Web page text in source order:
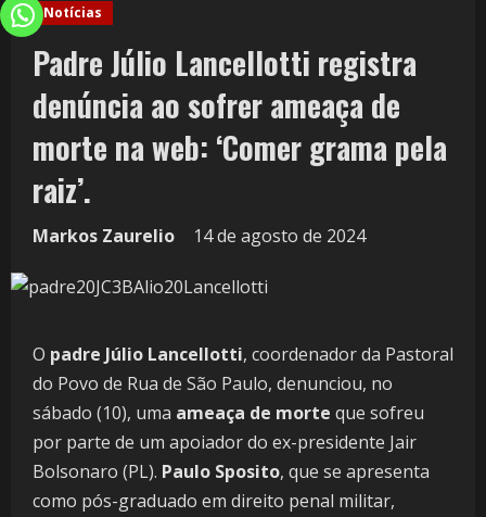
Notícias
Padre Júlio Lancellotti registra
denúncia ao sofrer ameaça de
morte na web: ‘Comer grama pela
raiz’.
Markos Zaurelio 14 de agosto de 2024
O padre Júlio Lancellotti, coordenador da Pastoral
do Povo de Rua de São Paulo, denunciou, no
sábado (10), uma ameaça de morte que sofreu
por parte de um apoiador do ex-presidente Jair
Bolsonaro (PL). Paulo Sposito, que se apresenta
como pós-graduado em direito penal militar,